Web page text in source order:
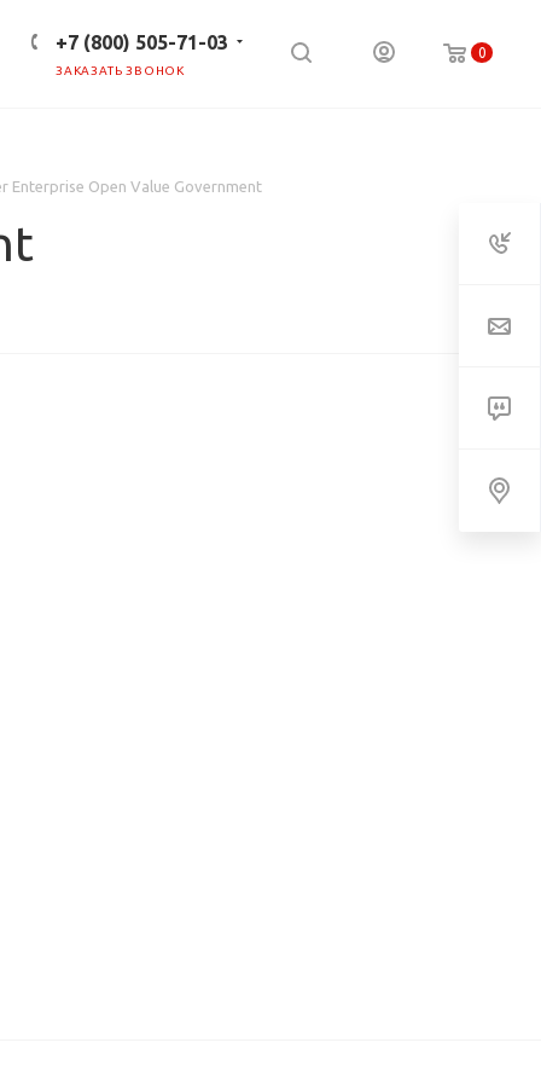
0
+7 (800) 505-71-03
ЗАКАЗАТЬ ЗВОНОК
Enterprise Open Value Government